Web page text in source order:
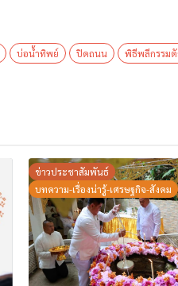
บ่อน้ำทิพย์ ปิดถนน พิธีพลีกรรม
ข่าวประชาสัมพันธ์
บทความ-เรื่องน่ารู้-เศรษฐกิจ-สังคม